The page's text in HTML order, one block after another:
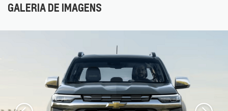
GALERIA DE IMAGENS